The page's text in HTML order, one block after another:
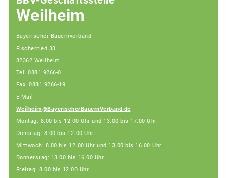
Weilheim
Bayerischer Bauernverband
Fischerried 33
82362 Weilheim
Tel: 0881 9266-0
Fax: 0881 9266-19
E-Mail:
Weilheim@BayerischerBauernVerband.de
Montag: 8.00 bis 12.00 Uhr und 13.00 bis 17.00 Uhr
Dienstag: 8.00 bis 12.00 Uhr
Mittwoch: 8.00 bis 12.00 Uhr und 13.00 bis 16.00 Uhr
Donnerstag: 13.00 bis 16.00 Uhr
Freitag: 8.00 bis 12.00 Uhr